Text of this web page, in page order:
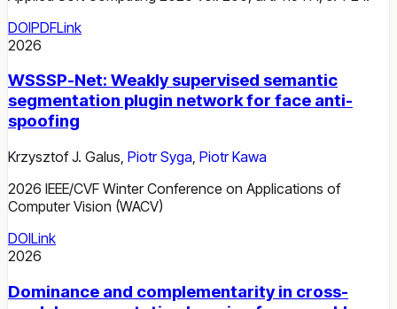
DOIPDFLink
2026
WSSSP-Net: Weakly supervised semantic
segmentation plugin network for face anti-
spoofing
Krzysztof J. Galus, Piotr Syga, Piotr Kawa
2026 IEEE/CVF Winter Conference on Applications of
Computer Vision (WACV)
DOILink
2026
Dominance and complementarity in cross-